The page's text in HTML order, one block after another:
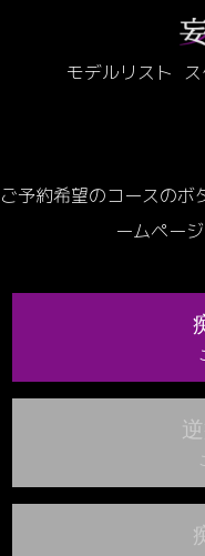
モデルリスト
ご予約希望のコースのボ
ームペー